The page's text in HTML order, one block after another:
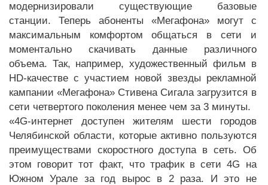
модернизировали существующие базовые
станции. Теперь абоненты «Мегафона» могут с
максимальным комфортом общаться в сети и
моментально скачивать данные различного
объема. Так, например, художественный фильм в
HD-качестве с участием новой звезды рекламной
кампании «Мегафона» Стивена Сигала загрузится в
сети четвертого поколения менее чем за 3 минуты.
«4G-интернет доступен жителям шести городов
Челябинской области, которые активно пользуются
преимуществами скоростного доступа в сеть. Об
этом говорит тот факт, что трафик в сети 4G на
Южном Урале за год вырос в 2 раза. И это не